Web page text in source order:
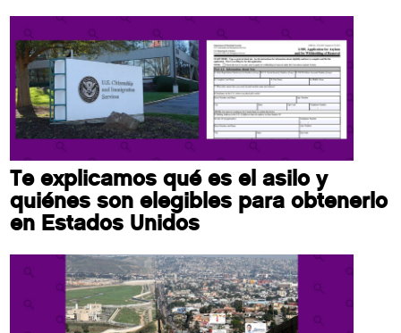
Te explicamos qué es el asilo y
quiénes son elegibles para obtenerlo
en Estados Unidos